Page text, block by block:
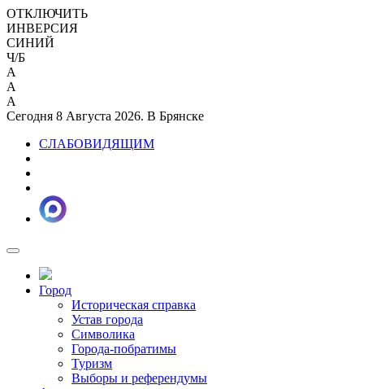
ОТКЛЮЧИТЬ
ИНВЕРСИЯ
СИНИЙ
Ч/Б
A
A
A
Сегодня 8 Августа 2026. В Брянске
СЛАБОВИДЯЩИМ
Город
Историческая справка
Устав города
Символика
Города-побратимы
Туризм
Выборы и референдумы